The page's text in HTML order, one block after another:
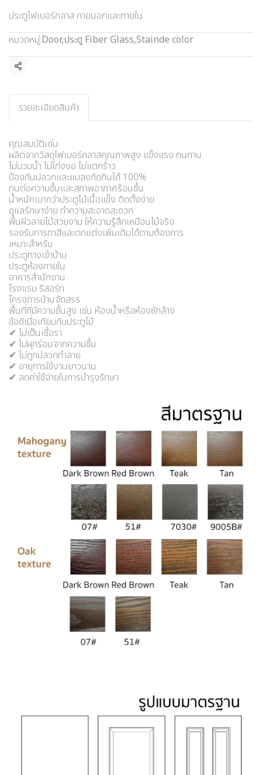
ประตูไฟเบอร์กลาส ภายนอกและภายใน
หมวดหมู่:Door,ประตู Fiber Glass,Stainde color
แชร์
รายละเอียดสินค้า
คุณสมบัติเด่น
ผลิตจากวัสดุไฟเบอร์กลาสคุณภาพสูง แข็งแรง ทนทาน
ไม่บวมน้ำ ไม่โก่งงอ ไม่แตกร้าว
ป้องกันปลวกและแมลงกัดกินได้ 100%
ทนต่อความชื้นและสภาพอากาศร้อนชื้น
น้ำหนักเบากว่าประตูไม้เนื้อแข็ง ติดตั้งง่าย
ดูแลรักษาง่าย ทำความสะอาดสะดวก
พื้นผิวลายไม้สวยงาม ให้ความรู้สึกเหมือนไม้จริง
รองรับการทาสีและตกแต่งเพิ่มเติมได้ตามต้องการ
เหมาะสำหรับ
ประตูทางเข้าบ้าน
ประตูห้องภายใน
อาคารสำนักงาน
โรงแรม รีสอร์ท
โครงการบ้านจัดสรร
พื้นที่ที่มีความชื้นสูง เช่น ห้องน้ำหรือห้องซักล้าง
ข้อดีเมื่อเทียบกับประตูไม้
✔ ไม่เป็นเชื้อรา
✔ ไม่ผุกร่อนจากความชื้น
✔ ไม่ถูกปลวกทำลาย
✔ อายุการใช้งานยาวนาน
✔ ลดค่าใช้จ่ายในการบำรุงรักษา